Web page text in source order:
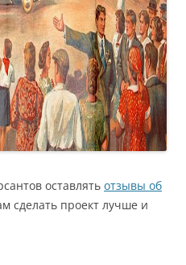
оставлять отзывы об
сделать проект лучше и